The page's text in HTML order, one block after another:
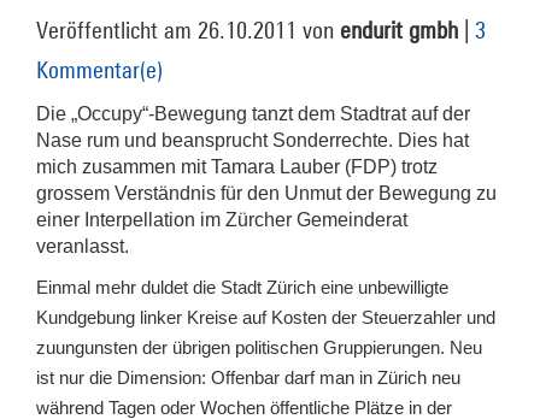
Veröffentlicht am 26.10.2011 von endurit gmbh
3
Kommentar(e)
Die „Occupy“-Bewegung tanzt dem Stadtrat auf der
Nase rum und beansprucht Sonderrechte. Dies hat
mich zusammen mit Tamara Lauber (FDP) trotz
grossem Verständnis für den Unmut der Bewegung zu
einer Interpellation im Zürcher Gemeinderat
veranlasst.
Einmal mehr duldet die Stadt Zürich eine unbewilligte
Kundgebung linker Kreise auf Kosten der Steuerzahler und
zuungunsten der übrigen politischen Gruppierungen. Neu
ist nur die Dimension: Offenbar darf man in Zürich neu
während Tagen oder Wochen öffentliche Plätze in der